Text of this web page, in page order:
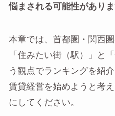
悩まされる可能性があり
本章では、首都圏・関西
「住みたい街（駅）」と
う観点でランキングを紹
賃貸経営を始めようと考
にしてください。